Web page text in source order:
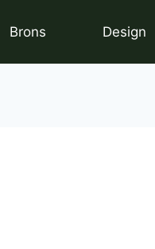
Brons Design